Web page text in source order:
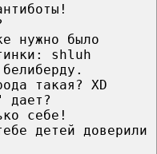
нужно было
shluh
такая? ХD
дает?
себе!
детей доверили